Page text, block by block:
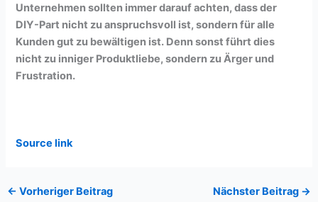
Unternehmen sollten immer darauf achten, dass der
DIY-Part nicht zu anspruchsvoll ist, sondern für alle
Kunden gut zu bewältigen ist. Denn sonst führt dies
nicht zu inniger Produktliebe, sondern zu Ärger und
Frustration.
Source link
← Vorheriger Beitrag Nächster Beitrag →